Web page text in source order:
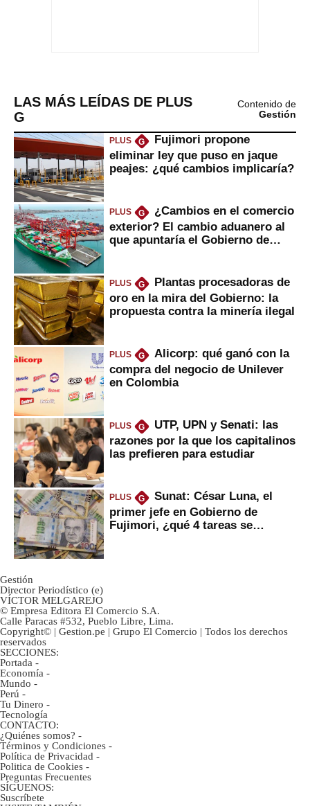
LAS MÁS LEÍDAS DE PLUS
G
Contenido de
Gestión
PLUS G
Fujimori propone
eliminar ley que puso en jaque
peajes: ¿qué cambios implicaría?
PLUS G
¿Cambios en el comercio
exterior? El cambio aduanero al
que apuntaría el Gobierno de
PLUS G
Plantas procesadoras de
oro en la mira del Gobierno: la
propuesta contra la minería ilegal
PLUS G
Alicorp: qué ganó con la
compra del negocio de Unilever
en Colombia
PLUS G
UTP, UPN y Senati: las
razones por la que los capitalinos
las prefieren para estudiar
PLUS G
Sunat: César Luna, el
primer jefe en Gobierno de
Fujimori, ¿qué 4 tareas se
Gestión
Director Periodístico (e)
VÍCTOR MELGAREJO
© Empresa Editora El Comercio S.A.
Calle Paracas #532, Pueblo Libre, Lima.
Copyright© | Gestion.pe | Grupo El Comercio | Todos los derechos
reservados
SECCIONES:
Portada -
Economía -
Mundo -
Perú -
Tu Dinero -
Tecnología
CONTACTO:
¿Quiénes somos? -
Términos y Condiciones -
Política de Privacidad -
Politica de Cookies -
Preguntas Frecuentes
SÍGUENOS:
Suscríbete